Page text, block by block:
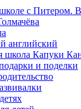
с Питером.
английский
школа Капуки
и поделки